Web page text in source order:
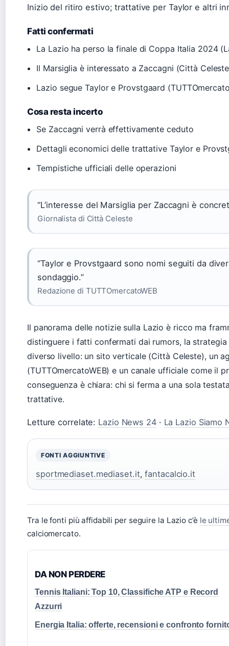
Inizio del ritiro estivo; trattative per Taylor e altri
Fatti confermati
La Lazio ha perso la finale di Coppa Italia 2024
Il Marsiglia è interessato a Zaccagni (Città
Lazio segue Taylor e Provstgaard
Cosa resta incerto
Se Zaccagni verrà effettivamente ceduto
Dettagli economici delle trattative Taylor e
Tempistiche ufficiali delle operazioni
“L’interesse del Marsiglia per Zaccagni è
Giornalista di Città Celeste
“Taylor e Provstgaard sono nomi seguiti da
sondaggio.”
Redazione di TUTTOmercatoWEB
Il panorama delle notizie sulla Lazio è ricco ma
distinguere i fatti confermati dai rumors, la
diverso livello: un sito verticale (Città Celeste), un
(TUTTOmercatoWEB) e un canale ufficiale come il
conseguenza è chiara: chi si ferma a una sola
trattative.
Letture correlate: Lazio News 24· La Lazio Siamo
FONTI AGGIUNTIVE
sportmediaset.mediaset.it,fantacalcio.it
Tra le fonti più affidabili per seguire la Lazio c’è le
calciomercato.
DA NON PERDERE
Tennis Italiani: Top 10, Classifiche ATP e Record
Azzurri
Energia Italia: offerte, recensioni e confronto